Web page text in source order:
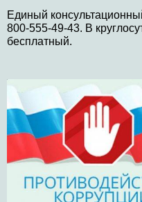
Единый
800-555-49-43. В
бесплатный.